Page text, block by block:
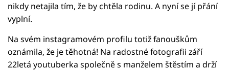
nikdy netajila tím, že by chtěla rodinu. A nyní se jí přání
vyplní.
Na svém instagramovém profilu totiž fanouškům
oznámila, že je těhotná! Na radostné fotografii září
22letá youtuberka společně s manželem štěstím a drží